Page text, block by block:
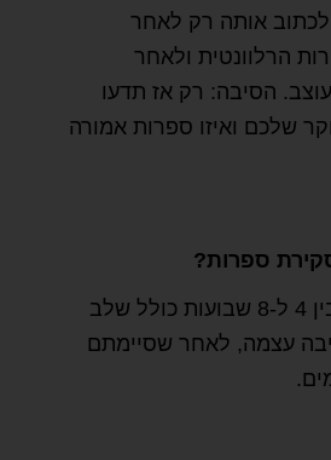
אותה רק לאחר
הרלוונטית ולאחר
הסיבה: רק אז תדעו
שלכם ואיזו ספרות אמורה
ספרות?
התהליך המלא אורך בין 4 ל-8 שבועות כולל שלב
עצמה, לאחר שסיימתם